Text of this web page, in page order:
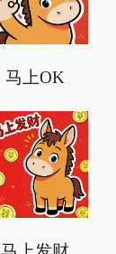
马上OK